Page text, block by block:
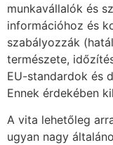
munkavállalók és
információhoz és
szabályozzák
természete,
EU-standardok és
Ennek érdekében
A vita lehetőleg
ugyan nagy